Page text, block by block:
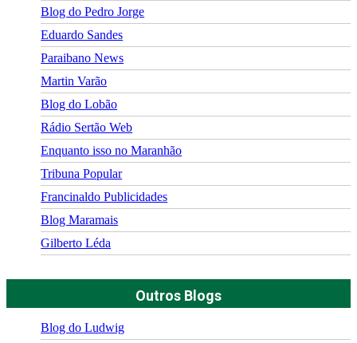
Blog do Pedro Jorge
Eduardo Sandes
Paraibano News
Martin Varão
Blog do Lobão
Rádio Sertão Web
Enquanto isso no Maranhão
Tribuna Popular
Francinaldo Publicidades
Blog Maramais
Gilberto Léda
Outros Blogs
Blog do Ludwig